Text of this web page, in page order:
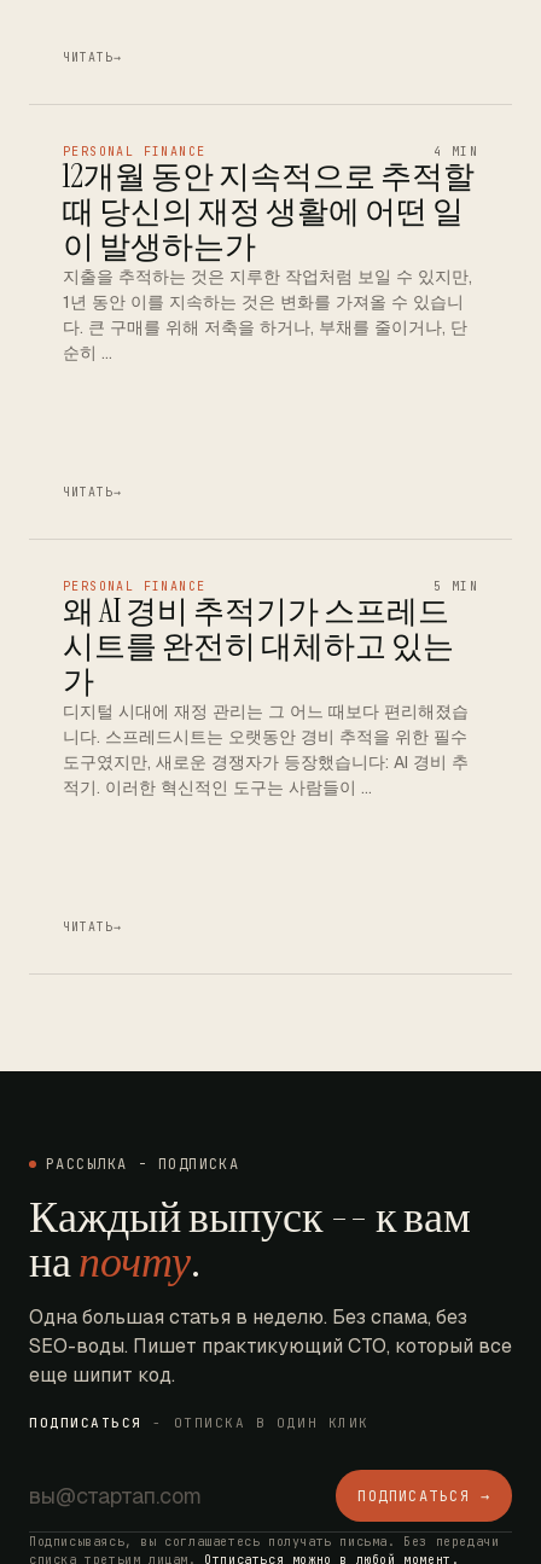
ЧИТАТЬ→
PERSONAL FINANCE 4 MIN
12개월 동안 지속적으로 추적할
때 당신의 재정 생활에 어떤 일
이 발생하는가
지출을 추적하는 것은 지루한 작업처럼 보일 수 있지만,
1년 동안 이를 지속하는 것은 변화를 가져올 수 있습니
다. 큰 구매를 위해 저축을 하거나, 부채를 줄이거나, 단
순히 …
ЧИТАТЬ→
PERSONAL FINANCE 5 MIN
왜 AI 경비 추적기가 스프레드
시트를 완전히 대체하고 있는
가
디지털 시대에 재정 관리는 그 어느 때보다 편리해졌습
니다. 스프레드시트는 오랫동안 경비 추적을 위한 필수
도구였지만, 새로운 경쟁자가 등장했습니다: AI 경비 추
적기. 이러한 혁신적인 도구는 사람들이 …
ЧИТАТЬ→
РАССЫЛКА - ПОДПИСКА
Каждый выпуск -- к вам
напочту.
Одна большая статья в неделю. Без спама, без
SEO-воды. Пишет практикующий CTO, который все
еще шипит код.
ПОДПИСАТЬСЯ - ОТПИСКА В ОДИН КЛИК
ПОДПИСАТЬСЯ →
Подписываясь, вы соглашаетесь получать письма. Без передачи
списка третьим лицам. Отписаться можно в любой момент.